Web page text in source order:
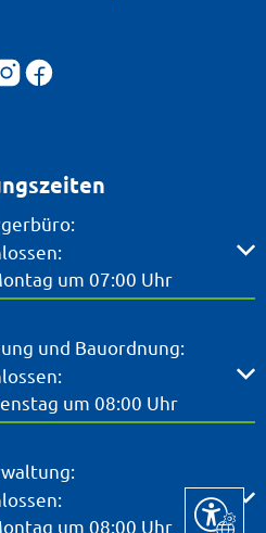
oder Schließzeiten
um 07:00 Uhr
und Bauordnung:
oder Schließzeiten
um 08:00 Uhr
oder Schließzeiten
um 08:00 Uhr
Seite